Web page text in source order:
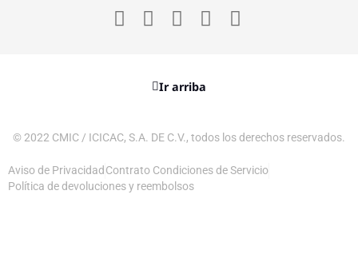
Ir arriba
© 2022 CMIC / ICICAC, S.A. DE C.V., todos los derechos reservados.
Aviso de Privacidad Contrato Condiciones de Servicio
Política de devoluciones y reembolsos